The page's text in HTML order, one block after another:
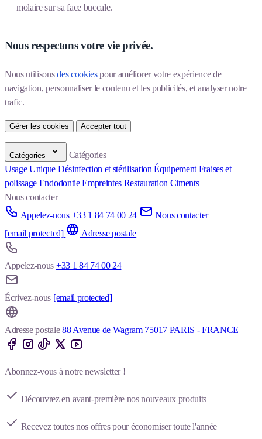
molaire sur sa face buccale.
Nous respectons votre vie privée.
Nous utilisons des cookies pour améliorer votre expérience de
navigation, personnaliser le contenu et les publicités, et analyser notre
trafic.
Gérer les cookies Accepter tout
Catégories
Catégories
Usage Unique Désinfection et stérilisation Équipement Fraises et
polissage Endodontie Empreintes Restauration Ciments
Nous contacter
Appelez-nous +33 1 84 74 00 24
Nous contacter
[email protected]
Adresse postale
Appelez-nous +33 1 84 74 00 24
Écrivez-nous [email protected]
Adresse postale 88 Avenue de Wagram 75017 PARIS - FRANCE
Abonnez-vous à notre newsletter !
Découvrez en avant-première nos nouveaux produits
Recevez toutes nos offres pour économiser toute l'année